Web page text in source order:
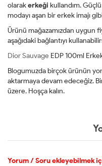
olarakerkeği kullandım.
modayı aşan bir erkek imajı
Ürünü mağazamızdan uygun
aşağıdaki bağlantıyı
Dior Sauvage EDP 100ml
Blogumuzda birçok ürünün
aktarmaya devam edeceğiz.
üzere. Hoşça kalın.
Yorum / Soru ekleyebilmek